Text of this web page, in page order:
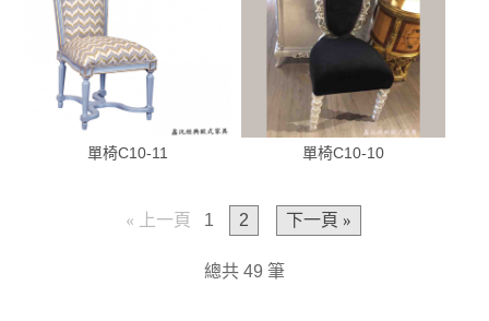
單椅C10-11 單椅C10-10
« 上一頁 1 2 下一頁 »
總共 49 筆